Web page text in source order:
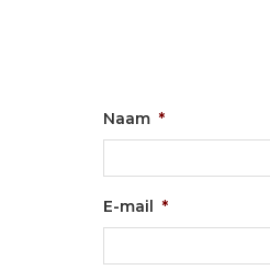
Naam *
E-mail *